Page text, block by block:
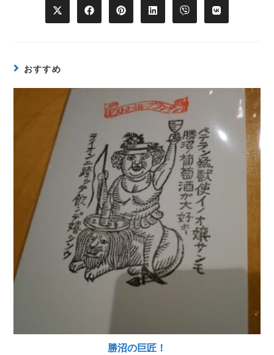
おすすめ
勝沼の巨匠！